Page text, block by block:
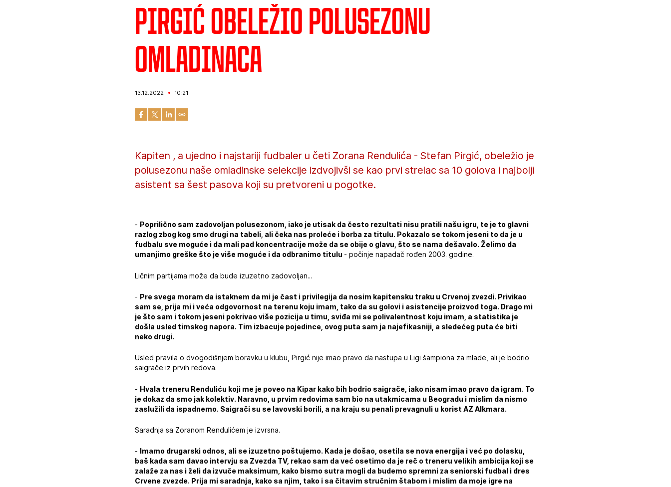
Pirgić obeležio polusezonu
omladinaca
13.12.2022 10:21
Kapiten , a ujedno i najstariji fudbaler u četi Zorana Rendulića - Stefan Pirgić, obeležio je
polusezonu naše omladinske selekcije izdvojivši se kao prvi strelac sa 10 golova i najbolji
asistent sa šest pasova koji su pretvoreni u pogotke.
- Poprilično sam zadovoljan polusezonom, iako je utisak da često rezultati nisu pratili našu igru, te je to glavni
razlog zbog kog smo drugi na tabeli, ali čeka nas proleće i borba za titulu. Pokazalo se tokom jeseni to da je u
fudbalu sve moguće i da mali pad koncentracije može da se obije o glavu, što se nama dešavalo. Želimo da
umanjimo greške što je više moguće i da odbranimo titulu - počinje napadač rođen 2003. godine.
Ličnim partijama može da bude izuzetno zadovoljan...
- Pre svega moram da istaknem da mi je čast i privilegija da nosim kapitensku traku u Crvenoj zvezdi. Privikao
sam se, prija mi i veća odgovornost na terenu koju imam, tako da su golovi i asistencije proizvod toga. Drago mi
je što sam i tokom jeseni pokrivao više pozicija u timu, sviđa mi se polivalentnost koju imam, a statistika je
došla usled timskog napora. Tim izbacuje pojedince, ovog puta sam ja najefikasniji, a sledećeg puta će biti
neko drugi.
Usled pravila o dvogodišnjem boravku u klubu, Pirgić nije imao pravo da nastupa u Ligi šampiona za mlade, ali je bodrio
saigrače iz prvih redova.
- Hvala treneru Renduliću koji me je poveo na Kipar kako bih bodrio saigrače, iako nisam imao pravo da igram. To
je dokaz da smo jak kolektiv. Naravno, u prvim redovima sam bio na utakmicama u Beogradu i mislim da nismo
zaslužili da ispadnemo. Saigrači su se lavovski borili, a na kraju su penali prevagnuli u korist AZ Alkmara.
Saradnja sa Zoranom Rendulićem je izvrsna.
- Imamo drugarski odnos, ali se izuzetno poštujemo. Kada je došao, osetila se nova energija i već po dolasku,
baš kada sam davao intervju sa Zvezda TV, rekao sam da već osetimo da je reč o treneru velikih ambicija koji se
zalaže za nas i želi da izvuče maksimum, kako bismo sutra mogli da budemo spremni za seniorski fudbal i dres
Crvene zvezde. Prija mi saradnja, kako sa njim, tako i sa čitavim stručnim štabom i mislim da moje igre na